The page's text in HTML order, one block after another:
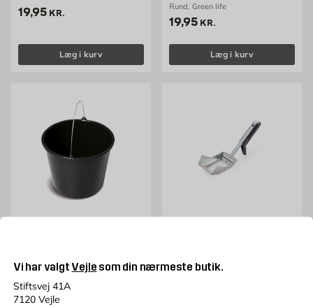
Vi har valgt Vejle som din nærmeste butik.
Stiftsvej 41A
7120 Vejle
Pris 19.95 kr. /stk
19,95 KR.
Læg i kurv
Rund, Green life
Pris 19.95 kr. /stk
19,95 KR.
Læg i kurv
Pris 12.95 kr. /stk
12,95KR.
Pris 149 kr. /stk
149KR.